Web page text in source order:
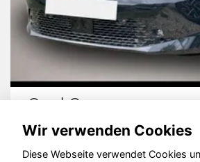
Opel Corsa
Wir verwenden Cookies
Diese Webseite verwendet Cookies